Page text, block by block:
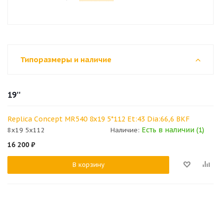
Типоразмеры и наличие
19''
Replica Concept MR540 8x19 5*112 Et:43 Dia:66,6 BKF
8x19 5x112 Наличие: Есть в наличии (1)
16 200 ₽
В корзину